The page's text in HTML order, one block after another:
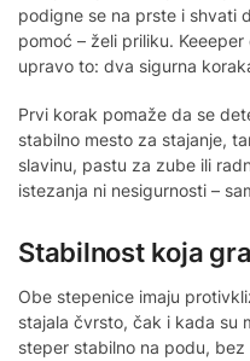
podigne se na prste i shvati
pomoć – želi priliku.
upravo to: dva sigurna
Prvi korak pomaže da se
stabilno mesto za stajanje,
slavinu, pastu za zube ili
istezanja ni nesigurnosti –
Stabilnost koja
Obe stepenice imaju
stajala čvrsto, čak i kada su
steper stabilno na podu,